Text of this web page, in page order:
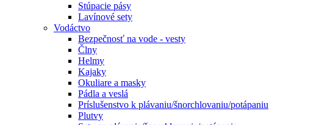
Stúpacie pásy
Lavínové sety
Vodáctvo
Bezpečnosť na vode - vesty
Člny
Helmy
Kajaky
Okuliare a masky
Pádla a veslá
Príslušenstvo k plávaniu/šnorchlovaniu/potápaniu
Plutvy